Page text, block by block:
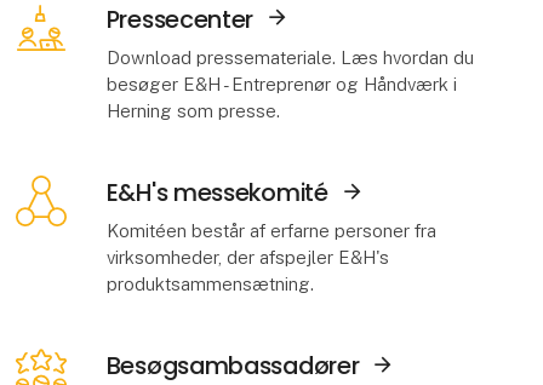
Pressecenter
Download pressemateriale. Læs hvordan du
besøger E&H - Entreprenør og Håndværk i
Herning som presse.
E&H's messekomité
Komitéen består af erfarne personer fra
virksomheder, der afspejler E&H's
produktsammensætning.
Besøgsambassadører